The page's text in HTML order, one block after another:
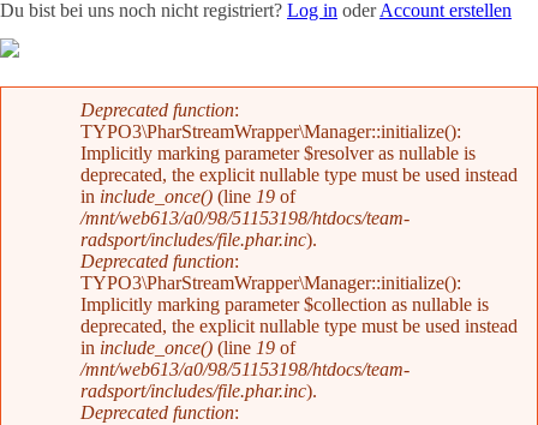
Du bist bei uns noch nicht registriert? Log in oderAccount erstellen
Fehlermeldung
Deprecated function:
TYPO3\PharStreamWrapper\Manager::initialize():
Implicitly marking parameter $resolver as nullable is
deprecated, the explicit nullable type must be used instead
in include_once() (line 19 of
/mnt/web613/a0/98/51153198/htdocs/team-
radsport/includes/file.phar.inc).
Deprecated function:
TYPO3\PharStreamWrapper\Manager::initialize():
Implicitly marking parameter $collection as nullable is
deprecated, the explicit nullable type must be used instead
in include_once() (line 19 of
/mnt/web613/a0/98/51153198/htdocs/team-
radsport/includes/file.phar.inc).
Deprecated function: